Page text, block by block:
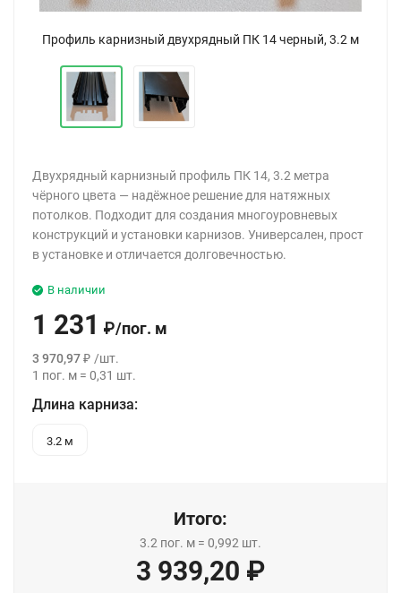
Профиль карнизный двухрядный ПК 14 черный, 3.2 м
Двухрядный карнизный профиль ПК 14, 3.2 метра
чёрного цвета — надёжное решение для натяжных
потолков. Подходит для создания многоуровневых
конструкций и установки карнизов. Универсален, прост
в установке и отличается долговечностью.
В наличии
1 231 ₽/пог. м
3 970,97₽ /шт.
1 пог. м = 0,31 шт.
Длина карниза:
3.2 м
Итого:
3.2 пог. м = 0,992 шт.
3 939,20 ₽